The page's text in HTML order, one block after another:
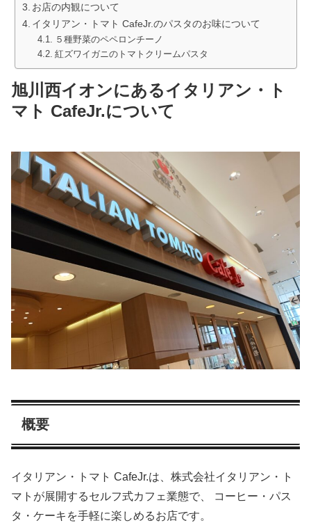
お店の内観について
イタリアン・トマト CafeJr.のパスタのお味について
５種野菜のペペロンチーノ
紅ズワイガニのトマトクリームパスタ
旭川西イオンにあるイタリアン・ト
マト CafeJr.について
概要
イタリアン・トマト CafeJr.は、株式会社イタリアン・ト
マトが展開するセルフ式カフェ業態で、 コーヒー・パス
タ・ケーキを手軽に楽しめるお店です。